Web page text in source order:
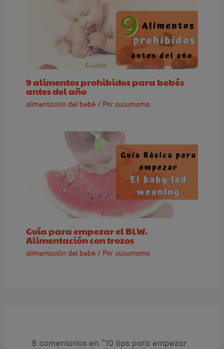
9 alimentos prohibidos para bebés
antes del año
alimentación del bebé/ Por cucumama
Guía para empezar el BLW.
Alimentación con trozos
alimentación del bebé/ Por cucumama
8 comentarios en “10 tips para empezar